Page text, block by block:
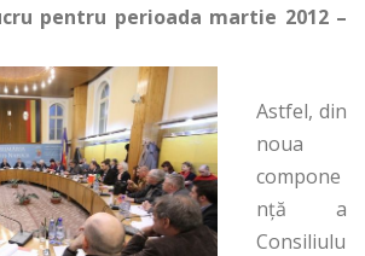
pentru perioada martie 2012 –
Astfel, din
noua
compone
nță a
Consiliulu